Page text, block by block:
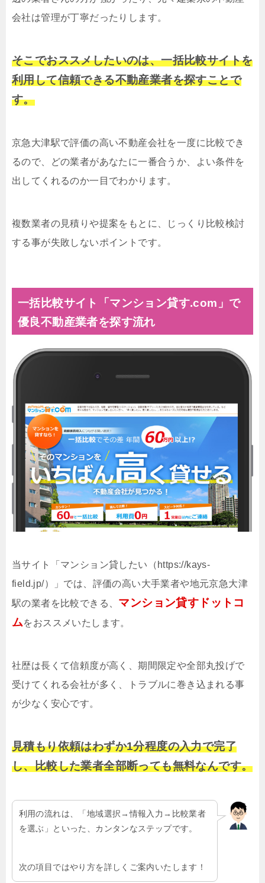
会社は管理が丁寧だったりします。
そこでおススメしたいのは、一括比較サイトを
利用して信頼できる不動産業者を探すことで
す。
京急大津駅で評価の高い不動産会社を一度に比較でき
るので、どの業者があなたに一番合うか、よい条件を
出してくれるのか一目でわかります。
複数業者の見積りや提案をもとに、じっくり比較検討
する事が失敗しないポイントです。
一括比較サイト「マンション貸す.com」で
優良不動産業者を探す流れ
当サイト「マンション貸したい（https://kays-
field.jp/）」では、評価の高い大手業者や地元京急大津
駅の業者を比較できる、 マンション貸すドットコ
ムをおススメいたします。
社歴は長くて信頼度が高く、期間限定や全部丸投げで
受けてくれる会社が多く、トラブルに巻き込まれる事
が少なく安心です。
見積もり依頼はわずか1分程度の入力で完了
し、比較した業者全部断っても無料なんです。
利用の流れは、「地域選択→情報入力→比較業者
を選ぶ」といった、カンタンなステップです。
次の項目ではやり方を詳しくご案内いたします！